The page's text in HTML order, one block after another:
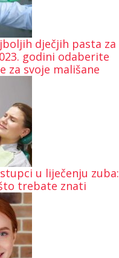
dječjih pasta za
godini odaberite
za svoje mališane
u liječenju zuba:
trebate znati